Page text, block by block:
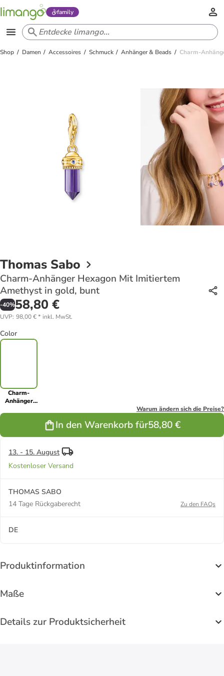
family
Shop Damen Accessoires Schmuck Anhänger & Beads Charm-
Thomas Sabo
Charm-Anhänger Hexagon Mit Imitiertem
Amethyst in gold, bunt
-40%58,80 €
UVP: 98,00 €* inkl. MwSt.
Color
Charm-
Anhänger
Warum ändern sich die Preise?
In den Warenkorb für58,80 €
13. - 15. August
Kostenloser Versand
THOMAS SABO
14 Tage Rückgaberecht
Zu den FAQs
DE
Produktinformation
Maße
Details zur Produktsicherheit